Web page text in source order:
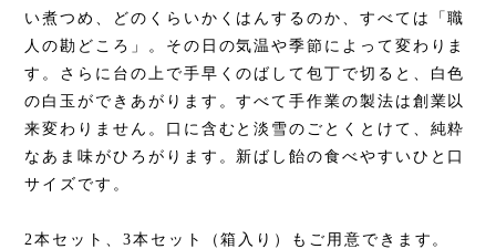
い煮つめ、どのくらいかくはんするのか、すべては「職
人の勘どころ」。その日の気温や季節によって変わりま
す。さらに台の上で手早くのばして包丁で切ると、白色
の白玉ができあがります。すべて手作業の製法は創業以
来変わりません。口に含むと淡雪のごとくとけて、純粋
なあま味がひろがります。新ばし飴の食べやすいひと口
サイズです。
2本セット、3本セット（箱入り）もご用意できます。